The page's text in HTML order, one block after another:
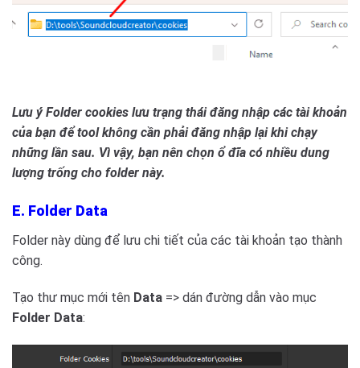
Lưu ý Folder cookies lưu trạng thái đăng nhập các tài khoản
của bạn để tool không cần phải đăng nhập lại khi chạy
những lần sau. Vì vậy, bạn nên chọn ổ đĩa có nhiều dung
lượng trống cho folder này.
E. Folder Data
Folder này dùng để lưu chi tiết của các tài khoản tạo thành
công.
Tạo thư mục mới tên Data => dán đường dẫn vào mục
Folder Data: